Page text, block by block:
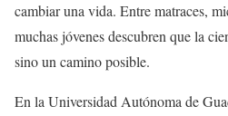
cambiar una vida. Entre matraces,
muchas jóvenes descubren que la
sino un camino posible.
En la Universidad Autónoma de